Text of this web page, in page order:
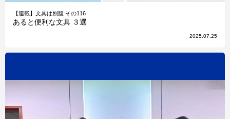
【連載】文具は別腹 その116
あると便利な文具 ３選
2025.07.25